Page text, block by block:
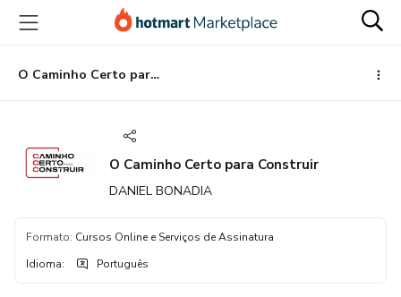
para
conteúdo
principal
para
pagamento
para
rodapé
O Caminho Certo para Construir
O Caminho Certo para Construir
DANIEL BONADIA
Formato: Cursos Online e Serviços de Assinatura
Idioma: Português